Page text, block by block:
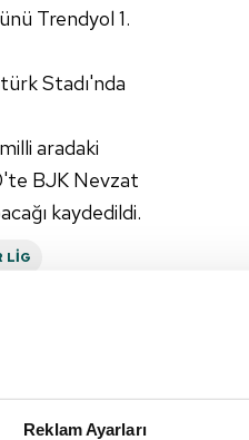
Reklam Ayarları
Trendyol 1.
Stadı'nda
aradaki
BJK Nevzat
kaydedildi.
LIG